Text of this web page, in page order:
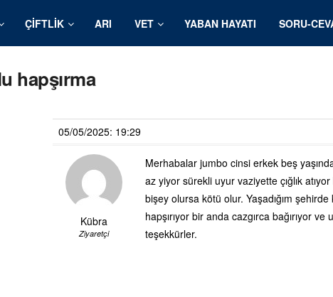
ÇIFTLIK ARI VET YABAN HAYATI SORU-
hapşırma
05/05/2025: 19:29
Kübra
Ziyaretçi
Merhabalar jumbo cinsi erkek beş
az yiyor sürekli uyur vaziyette çığlık
bişey olursa kötü olur. Yaşadığım
hapşırıyor bir anda cazgırca bağırıyor
teşekkürler.